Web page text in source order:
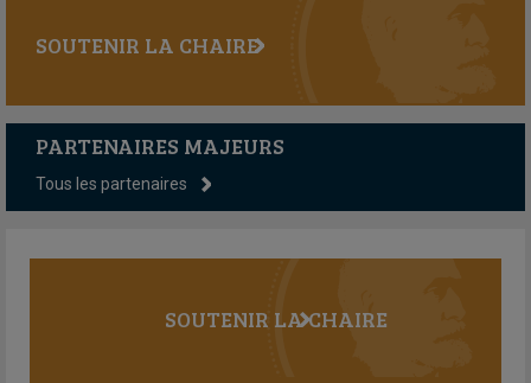
SOUTENIR LA CHAIRE
PARTENAIRES MAJEURS
Tous les partenaires
SOUTENIR LA CHAIRE